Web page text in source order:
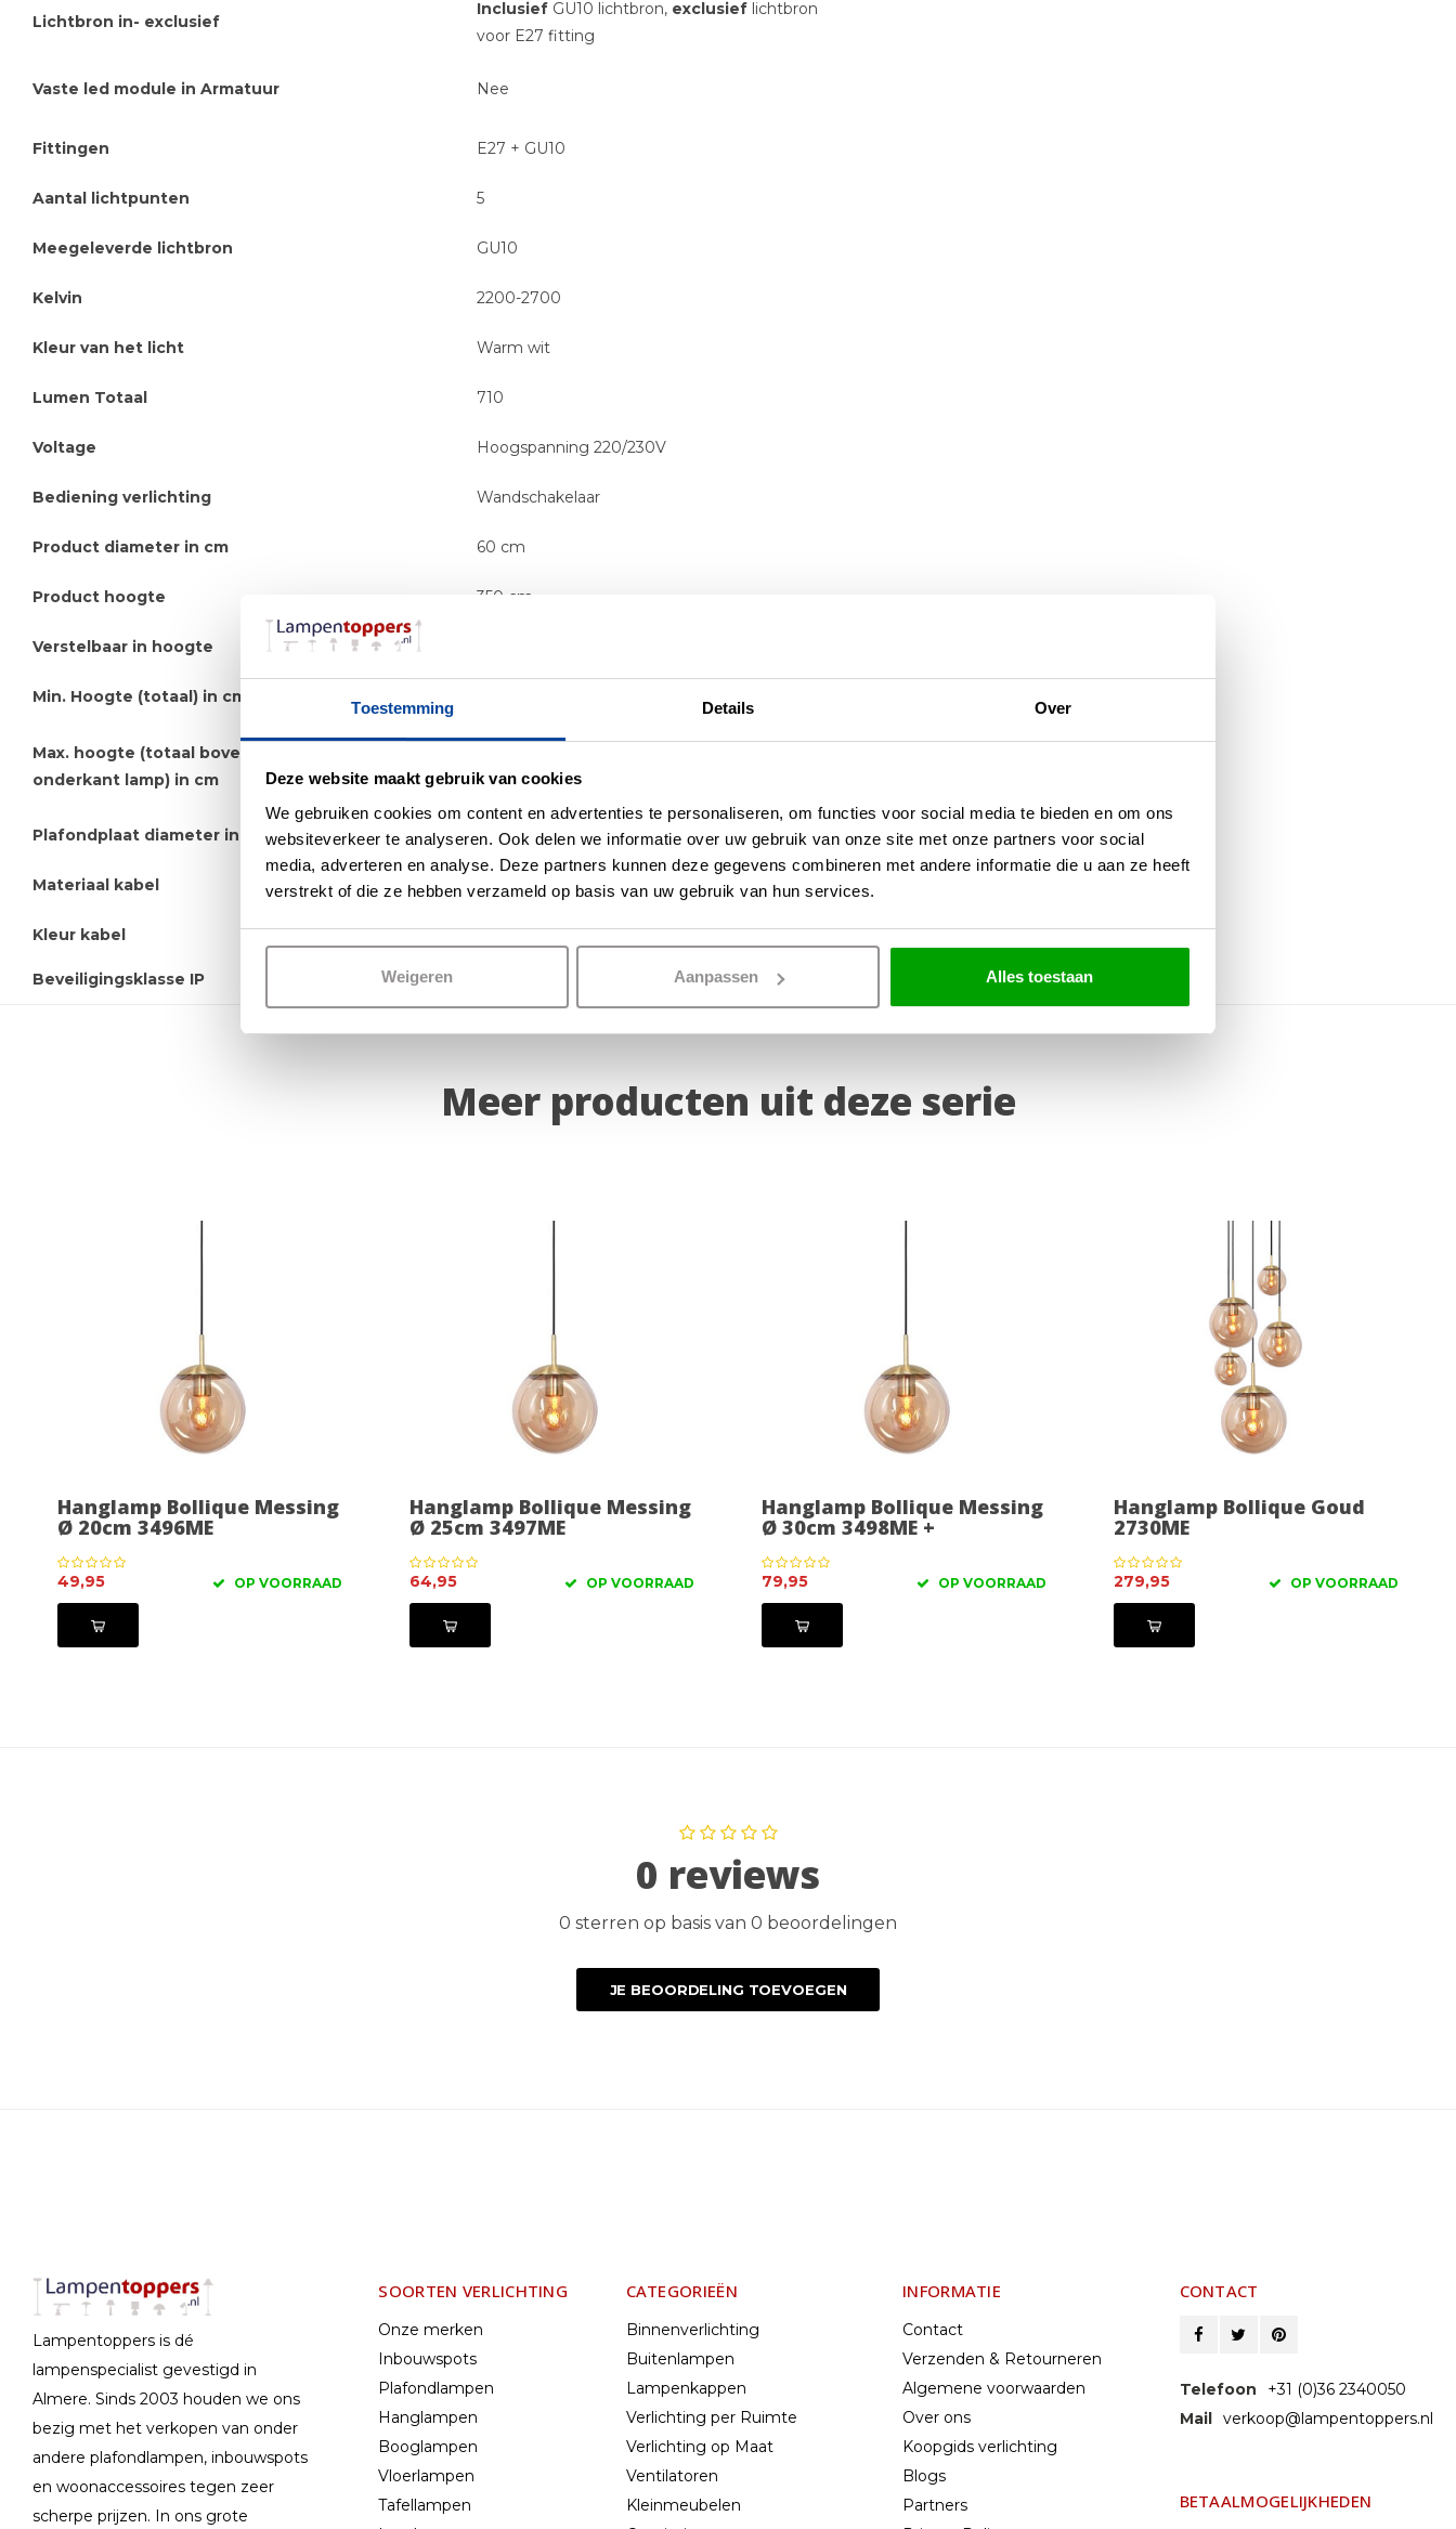
Toestemming Details Over
Deze website maakt gebruik van cookies
We gebruiken cookies om content en advertenties te personaliseren, om functies voor social media te bieden en om ons
websiteverkeer te analyseren. Ook delen we informatie over uw gebruik van onze site met onze partners voor social
media, adverteren en analyse. Deze partners kunnen deze gegevens combineren met andere informatie die u aan ze heeft
verstrekt of die ze hebben verzameld op basis van uw gebruik van hun services.
Weigeren Aanpassen Alles toestaan
Lichtbron in- exclusief
Inclusief GU10 lichtbron, exclusief lichtbron
voor E27 fitting
Vaste led module in Armatuur Nee
Fittingen E27 + GU10
Aantal lichtpunten 5
Meegeleverde lichtbron GU10
Kelvin 2200-2700
Kleur van het licht Warm wit
Lumen Totaal 710
Voltage Hoogspanning 220/230V
Bediening verlichting Wandschakelaar
Product diameter in cm 60 cm
Product hoogte 350 cm
Verstelbaar in hoogte
Min. Hoogte (totaal) in cm
Max. hoogte (totaal bovenkant plafondkap -
onderkant lamp) in cm
Plafondplaat diameter in cm 60 cm
Materiaal kabel Strijkijzersnoer
Kleur kabel Zwart
Beveiligingsklasse IP
Meer producten uit deze serie
Hanglamp Bollique Messing
Ø 20cm 3496ME
49,95 OP VOORRAAD
Hanglamp Bollique Messing
Ø 25cm 3497ME
64,95 OP VOORRAAD
Hanglamp Bollique Messing
Ø 30cm 3498ME +
79,95 OP VOORRAAD
Hanglamp Bollique Goud
2730ME
279,95 OP VOORRAAD
0 reviews
0 sterren op basis van 0 beoordelingen
JE BEOORDELING TOEVOEGEN
Lampentoppers is dé
lampenspecialist gevestigd in
Almere. Sinds 2003 houden we ons
bezig met het verkopen van onder
andere plafondlampen, inbouwspots
en woonaccessoires tegen zeer
scherpe prijzen. In ons grote
SOORTEN VERLICHTING
Onze merken
Inbouwspots
Plafondlampen
Hanglampen
Booglampen
Vloerlampen
Tafellampen
CATEGORIEËN
Binnenverlichting
Buitenlampen
Lampenkappen
Verlichting per Ruimte
Verlichting op Maat
Ventilatoren
Kleinmeubelen
INFORMATIE
Contact
Verzenden & Retourneren
Algemene voorwaarden
Over ons
Koopgids verlichting
Blogs
Partners
CONTACT
Telefoon
+31 (0)36 2340050
Mail
verkoop@lampentoppers.nl
BETAALMOGELIJKHEDEN